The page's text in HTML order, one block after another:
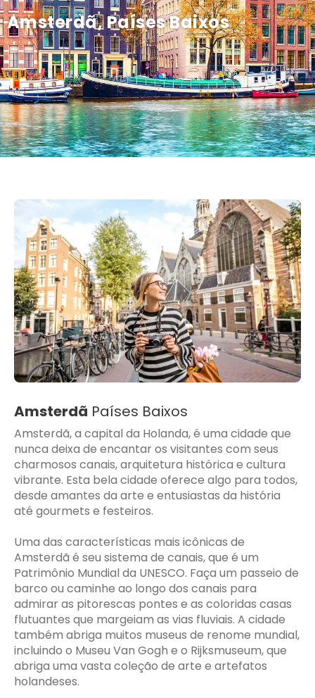
Amsterdã, Países Baixos
Amsterdã Países Baixos
Amsterdã, a capital da Holanda, é uma cidade que
nunca deixa de encantar os visitantes com seus
charmosos canais, arquitetura histórica e cultura
vibrante. Esta bela cidade oferece algo para todos,
desde amantes da arte e entusiastas da história
até gourmets e festeiros.
Uma das características mais icônicas de
Amsterdã é seu sistema de canais, que é um
Patrimônio Mundial da UNESCO. Faça um passeio de
barco ou caminhe ao longo dos canais para
admirar as pitorescas pontes e as coloridas casas
flutuantes que margeiam as vias fluviais. A cidade
também abriga muitos museus de renome mundial,
incluindo o Museu Van Gogh e o Rijksmuseum, que
abriga uma vasta coleção de arte e artefatos
holandeses.